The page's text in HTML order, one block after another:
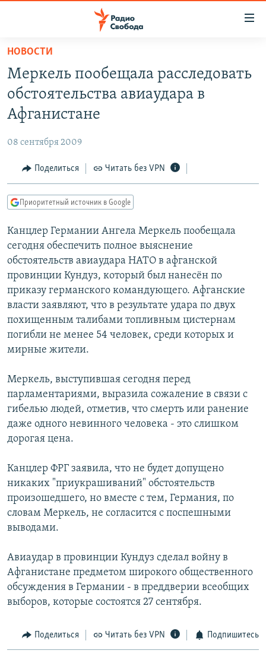
упрощенного
доступа
Вернуться
основному
Вернутся
Вернутся
поиску
ПОДКАСТЫ
АВТОРСКИЕ ПРОЕКТЫ
МНЕНИЯ
КУЛЬТУРА
КАВКАЗ.РЕАЛИИ
СЕВЕР.РЕАЛИИ
СИБИРЬ.РЕАЛИИ
РАСПИСАНИЕ ВЕЩАНИЯ
ПОДПИШИТЕСЬ НА РАССЫЛКУ
СОЦИАЛЬНЫЕ СЕТИ
Все сайты РСЕ/РС
НОВОСТИ
Меркель пообещала расследовать
обстоятельства авиаудара в
Афганистане
08 сентября 2009
Поделиться Читать без VPN
Приоритетный источник в Google
Канцлер Германии Ангела Меркель пообещала
сегодня обеспечить полное выяснение
обстоятельств авиаудара НАТО в афганской
провинции Кундуз, который был нанесён по
приказу германского командующего. Афганские
власти заявляют, что в результате удара по двух
похищенным талибами топливным цистернам
погибли не менее 54 человек, среди которых и
мирные жители.
Меркель, выступившая сегодня перед
парламентариями, выразила сожаление в связи с
гибелью людей, отметив, что смерть или ранение
даже одного невинного человека - это слишком
дорогая цена.
Канцлер ФРГ заявила, что не будет допущено
никаких "приукрашиваний" обстоятельств
произошедшего, но вместе с тем, Германия, по
словам Меркель, не согласится с поспешными
выводами.
Авиаудар в провинции Кундуз сделал войну в
Афганистане предметом широкого общественного
обсуждения в Германии - в преддверии всеобщих
выборов, которые состоятся 27 сентября.
Поделиться Читать без VPN Подпишитесь